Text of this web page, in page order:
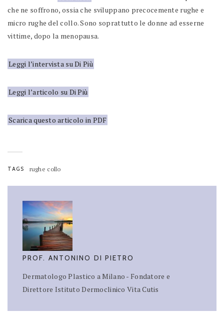
che ne soffrono, ossia che sviluppano precocemente rughe e
micro rughe del collo. Sono soprattutto le donne ad esserne
vittime, dopo la menopausa.
Leggi l’intervista su Di Più
Leggi l’articolo su Di Più
Scarica questo articolo in PDF
TAGS rughe collo
PROF. ANTONINO DI PIETRO
Dermatologo Plastico a Milano - Fondatore e
Direttore Istituto Dermoclinico Vita Cutis